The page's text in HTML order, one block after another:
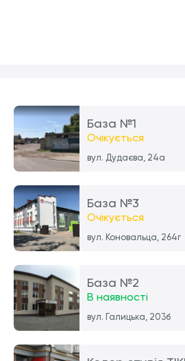
База №1
Очікується
вул. Дудаєва, 24а
База №3
Очікується
вул. Коновальца, 264г
База №2
В наявності
вул. Галицька, 203б